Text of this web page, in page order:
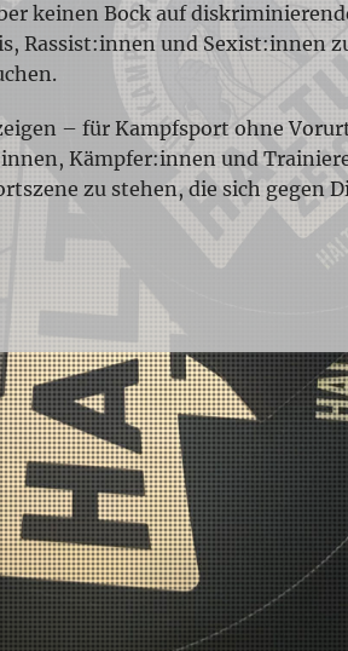
keinen Bock auf
Rassist:innen und Sexist:innen
– für Kampfsport ohne
Kämpfer:innen und
zu stehen, die sich gegen